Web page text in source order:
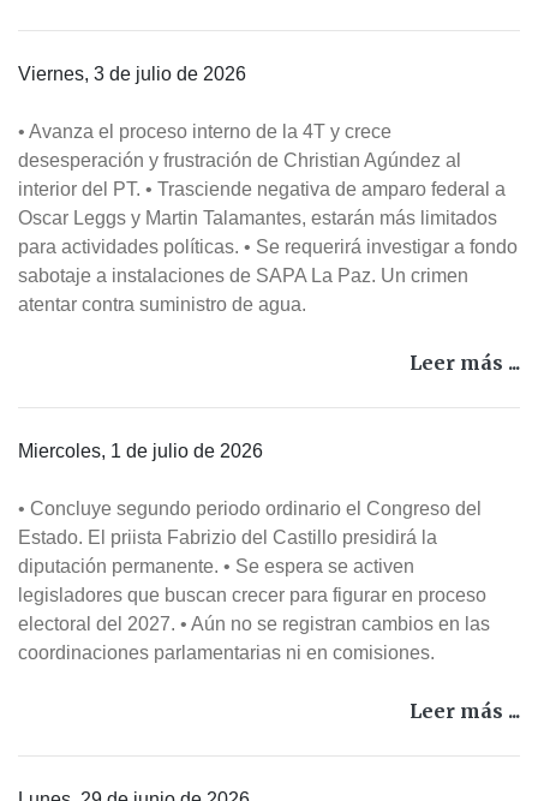
Viernes, 3 de julio de 2026
• Avanza el proceso interno de la 4T y crece
desesperación y frustración de Christian Agúndez al
interior del PT. • Trasciende negativa de amparo federal a
Oscar Leggs y Martin Talamantes, estarán más limitados
para actividades políticas. • Se requerirá investigar a fondo
sabotaje a instalaciones de SAPA La Paz. Un crimen
atentar contra suministro de agua.
Leer más ...
Miercoles, 1 de julio de 2026
• Concluye segundo periodo ordinario el Congreso del
Estado. El priista Fabrizio del Castillo presidirá la
diputación permanente. • Se espera se activen
legisladores que buscan crecer para figurar en proceso
electoral del 2027. • Aún no se registran cambios en las
coordinaciones parlamentarias ni en comisiones.
Leer más ...